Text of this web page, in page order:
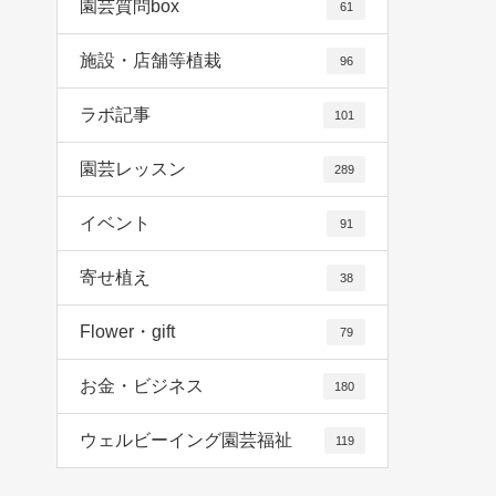
園芸質問box 61
施設・店舗等植栽 96
ラボ記事 101
園芸レッスン 289
イベント 91
寄せ植え 38
Flower・gift 79
お金・ビジネス 180
ウェルビーイング園芸福祉 119